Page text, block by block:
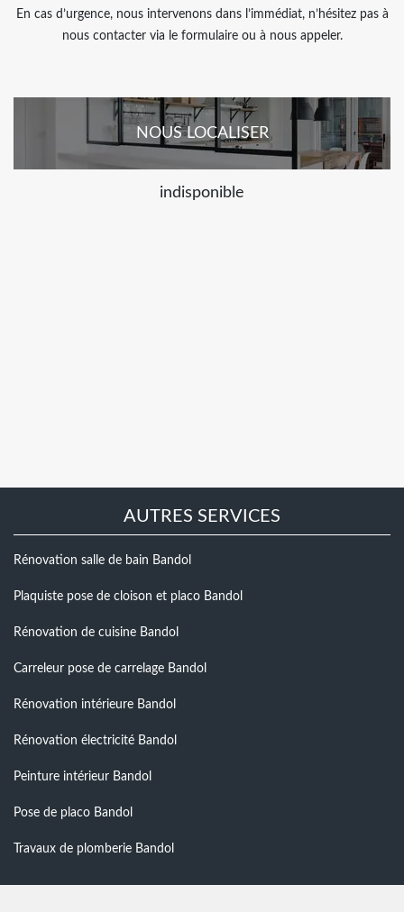
En cas d’urgence, nous intervenons dans l’immédiat, n’hésitez pas à
nous contacter via le formulaire ou à nous appeler.
NOUS LOCALISER
indisponible
AUTRES SERVICES
Rénovation salle de bain Bandol
Plaquiste pose de cloison et placo Bandol
Rénovation de cuisine Bandol
Carreleur pose de carrelage Bandol
Rénovation intérieure Bandol
Rénovation électricité Bandol
Peinture intérieur Bandol
Pose de placo Bandol
Travaux de plomberie Bandol